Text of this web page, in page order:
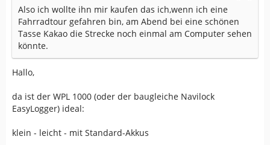
Also ich wollte ihn mir kaufen das ich,wenn ich eine
Fahrradtour gefahren bin, am Abend bei eine schönen
Tasse Kakao die Strecke noch einmal am Computer sehen
könnte.
Hallo,
da ist der WPL 1000 (oder der baugleiche Navilock
EasyLogger) ideal:
klein - leicht - mit Standard-Akkus